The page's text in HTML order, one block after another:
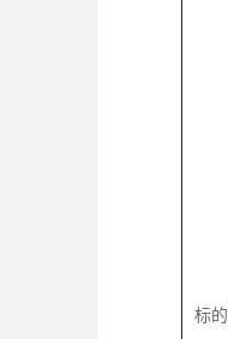
标的